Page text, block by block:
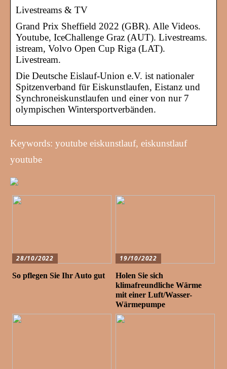
Livestreams & TV
Grand Prix Sheffield 2022 (GBR). Alle Videos.
Youtube, IceChallenge Graz (AUT). Livestreams.
istream, Volvo Open Cup Riga (LAT).
Livestream.
Die Deutsche Eislauf-Union e.V. ist nationaler
Spitzenverband für Eiskunstlaufen, Eistanz und
Synchroneiskunstlaufen und einer von nur 7
olympischen Wintersportverbänden.
Keywords: youtube eiskunstlauf, eiskunstlauf
youtube
28/10/2022
So pflegen Sie Ihr Auto gut
19/10/2022
Holen Sie sich
klimafreundliche Wärme
mit einer Luft/Wasser-
Wärmepumpe